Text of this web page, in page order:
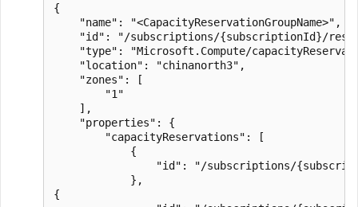
{
    "name": "<CapacityReservationGroupName>",
"id": "/subscriptions/{subscriptionId}/
"type": "Microsoft.Compute/
    "location": "chinanorth3",
    "zones": [
        "1"
    ],
    "properties": {
        "capacityReservations": [
            {
"id": "/subscriptions/
            },
{